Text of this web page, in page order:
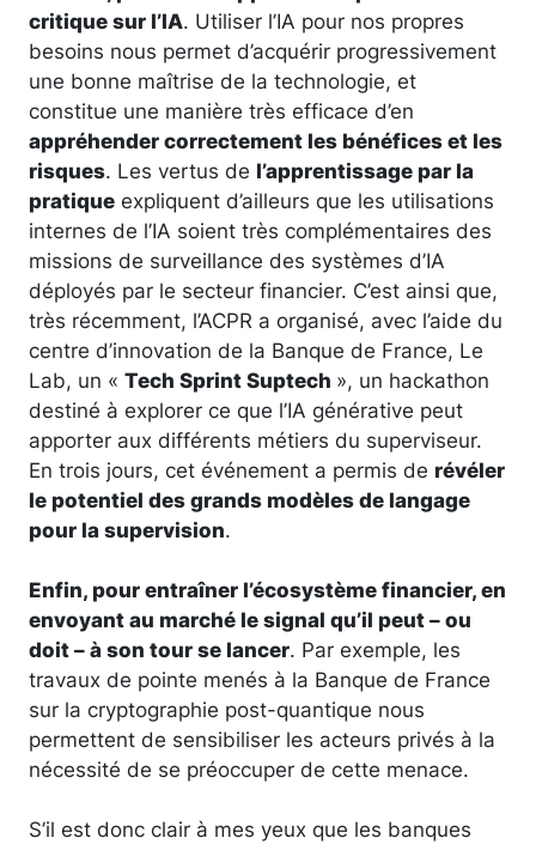
critique sur l’IA. Utiliser l’IA pour nos propres
besoins nous permet d’acquérir progressivement
une bonne maîtrise de la technologie, et
constitue une manière très efficace d’en
appréhender correctement les bénéfices et les
risques. Les vertus de l’apprentissage par la
pratique expliquent d’ailleurs que les utilisations
internes de l’IA soient très complémentaires des
missions de surveillance des systèmes d’IA
déployés par le secteur financier. C’est ainsi que,
très récemment, l’ACPR a organisé, avec l’aide du
centre d’innovation de la Banque de France, Le
Lab, un « Tech Sprint Suptech », un hackathon
destiné à explorer ce que l’IA générative peut
apporter aux différents métiers du superviseur.
En trois jours, cet événement a permis de révéler
le potentiel des grands modèles de langage
pour la supervision.
Enfin, pour entraîner l’écosystème financier, en
envoyant au marché le signal qu’il peut – ou
doit – à son tour se lancer. Par exemple, les
travaux de pointe menés à la Banque de France
sur la cryptographie post-quantique nous
permettent de sensibiliser les acteurs privés à la
nécessité de se préoccuper de cette menace.
S’il est donc clair à mes yeux que les banques